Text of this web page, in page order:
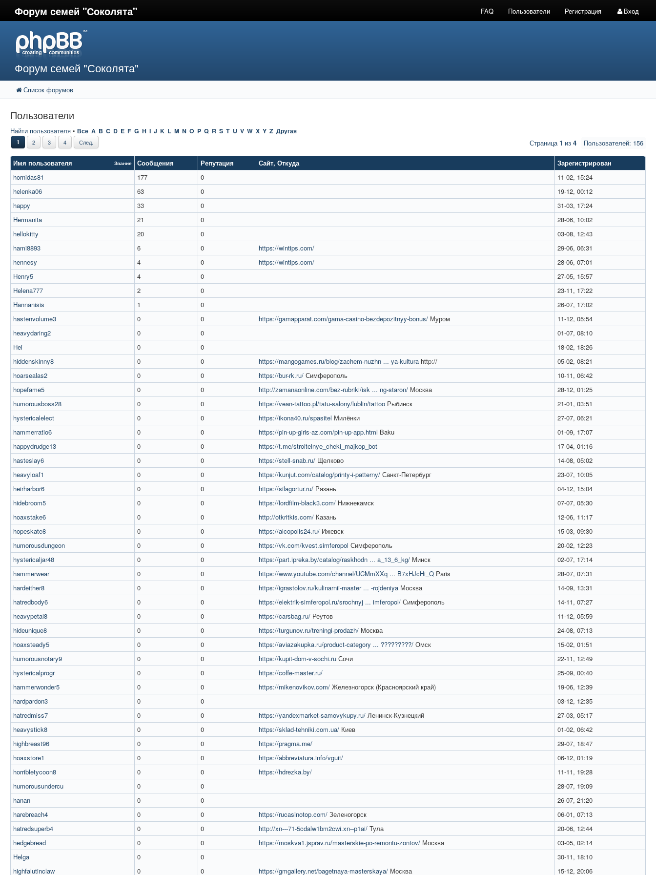
Форум семей "Соколята" FAQ Пользователи Регистрация Вход
Форум семей "Соколята"
Список форумов
Пользователи
Найти пользователя • Все A B C D E F G H I J K L M N O P Q R S T U V W X Y Z Другая
Пользователей: 156
1 2 3 4 След. Страница1 из 4
Имя пользователя Звание Сообщения Репутация Сайт, Откуда
Зарегистрирован
hornidas81
177 0
11-02, 15:24
helenka06
63 0
19-12, 00:12
happy
33 0
31-03, 17:24
Hermanita
21 0
28-06, 10:02
hellokitty
20 0
03-08, 12:43
hami8893
6 0 https://wintips.com/
29-06, 06:31
hennesy
4 0 https://wintips.com/
28-06, 07:01
Henry5
4 0
27-05, 15:57
Helena777
2 0
23-11, 17:22
Hannanisis
1 0
26-07, 17:02
hastenvolume3
0 0 https://gamapparat.com/gama-casino-bezdepozitnyy-bonus/ Муром
11-12, 05:54
heavydaring2
0 0
01-07, 08:10
Hei
0 0
18-02, 18:26
hiddenskinny8
0 0 https://mangogames.ru/blog/zachem-nuzhn ... ya-kultura http://
05-02, 08:21
hoarsealas2
0 0 https://bur-rk.ru/ Симферополь
10-11, 06:42
hopefame5
0 0 http://zamanaonline.com/bez-rubriki/isk ... ng-staron/ Москва
28-12, 01:25
humorousboss28
0 0 https://vean-tattoo.pl/tatu-salony/lublin/tattoo Рыбинск
21-01, 03:51
hystericalelect
0 0 https://ikona40.ru/spasitel Милёнки
27-07, 06:21
hammerratio6
0 0 https://pin-up-giris-az.com/pin-up-app.html Baku
01-09, 17:07
happydrudge13
0 0 https://t.me/stroitelnye_cheki_majkop_bot
17-04, 01:16
hasteslay6
0 0 https://stell-snab.ru/ Щелково
14-08, 05:02
heavyloaf1
0 0 https://kunjut.com/catalog/printy-i-patterny/ Санкт-Петербург
23-07, 10:05
heirharbor6
0 0 https://silagortur.ru/ Рязань
04-12, 15:04
hidebroom5
0 0 https://lordfilm-black3.com/ Нижнекамск
07-07, 05:30
hoaxstake6
0 0 http://otkritkis.com/ Казань
12-06, 11:17
hopeskate8
0 0 https://alcopolis24.ru/ Ижевск
15-03, 09:30
humorousdungeon
0 0 https://vk.com/kvest.simferopol Симферополь
20-02, 12:23
hystericaljar48
0 0 https://part.ipreka.by/catalog/raskhodn ... a_13_6_kg/ Минск
02-07, 17:14
hammerwear
0 0 https://www.youtube.com/channel/UCMmXXq ... B7xHJcHi_Q Paris
28-07, 07:31
hardeither8
0 0 https://igrastolov.ru/kulinarnii-master ... -rojdeniya Москва
14-09, 13:31
hatredbody6
0 0 https://elektrik-simferopol.ru/srochnyj ... imferopol/ Симферополь
14-11, 07:27
heavypetal8
0 0 https://carsbag.ru/ Реутов
11-12, 05:59
hideunique8
0 0 https://turgunov.ru/treningi-prodazh/ Москва
24-08, 07:13
hoaxsteady5
0 0 https://aviazakupka.ru/product-category ... ?????????/ Омск
15-02, 01:51
humorousnotary9
0 0 https://kupit-dom-v-sochi.ru Сочи
22-11, 12:49
hystericalprogr
0 0 https://coffe-master.ru/
25-09, 00:40
hammerwonder5
0 0 https://mikenovikov.com/ Железногорск (Красноярский край)
19-06, 12:39
hardpardon3
0 0
03-12, 12:35
hatredmiss7
0 0 https://yandexmarket-samovykupy.ru/ Ленинск-Кузнецкий
27-03, 05:17
heavystick8
0 0 https://sklad-tehniki.com.ua/ Киев
01-02, 06:42
highbreast96
0 0 https://pragma.me/
29-07, 18:47
hoaxstore1
0 0 https://abbreviatura.info/vguit/
06-12, 01:19
horribletycoon8
0 0 https://hdrezka.by/
11-11, 19:28
humorousundercu
0 0
28-07, 19:09
hanan
0 0
26-07, 21:20
harebreach4
0 0 https://rucasinotop.com/ Зеленогорск
06-01, 07:13
hatredsuperb4
0 0 http://xn---71-5cdalw1bm2cwi.xn--p1ai/ Тула
20-06, 12:44
hedgebread
0 0 https://moskva1.jsprav.ru/masterskie-po-remontu-zontov/ Москва
03-05, 02:14
Helga
0 0
30-11, 18:10
highfalutinclaw
0 0 https://gmgallery.net/bagetnaya-masterskaya/ Москва 15-12, 20:06